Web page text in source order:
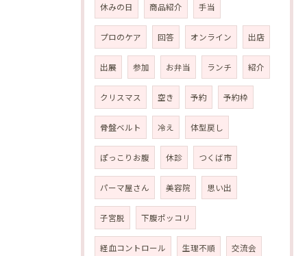
休みの日 商品紹介 手当
プロのケア 回答 オンライン 出店
出展 参加 お弁当 ランチ 紹介
クリスマス 空き 予約 予約枠
骨盤ベルト 冷え 体型戻し
ぽっこりお腹 休診 つくば市
パーマ屋さん 美容院 思い出
子宮脱 下腹ポッコリ
経血コントロール 生理不順 交流会